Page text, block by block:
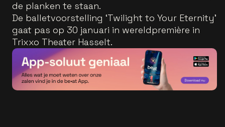
de planken te staan.
De balletvoorstelling ‘Twilight to Your Eternity’
gaat pas op 30 januari in wereldpremière in
Trixxo Theater Hasselt.